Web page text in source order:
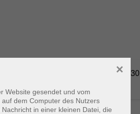
Fr. 02.10.2026 15:30
Website gesendet und vom
dem Computer des Nutzers
in einer kleinen Datei, die
×